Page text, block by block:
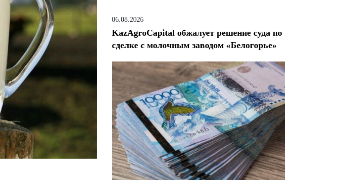
06.08.2026
KazAgroCapital обжалует решение суда по
сделке с молочным заводом «Белогорье»